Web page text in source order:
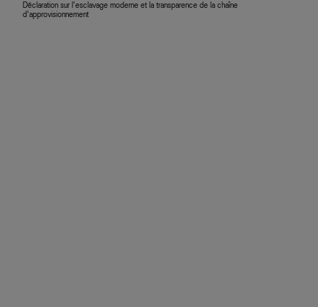
Déclaration sur l’esclavage moderne et la transparence de la chaîne
d’approvisionnement